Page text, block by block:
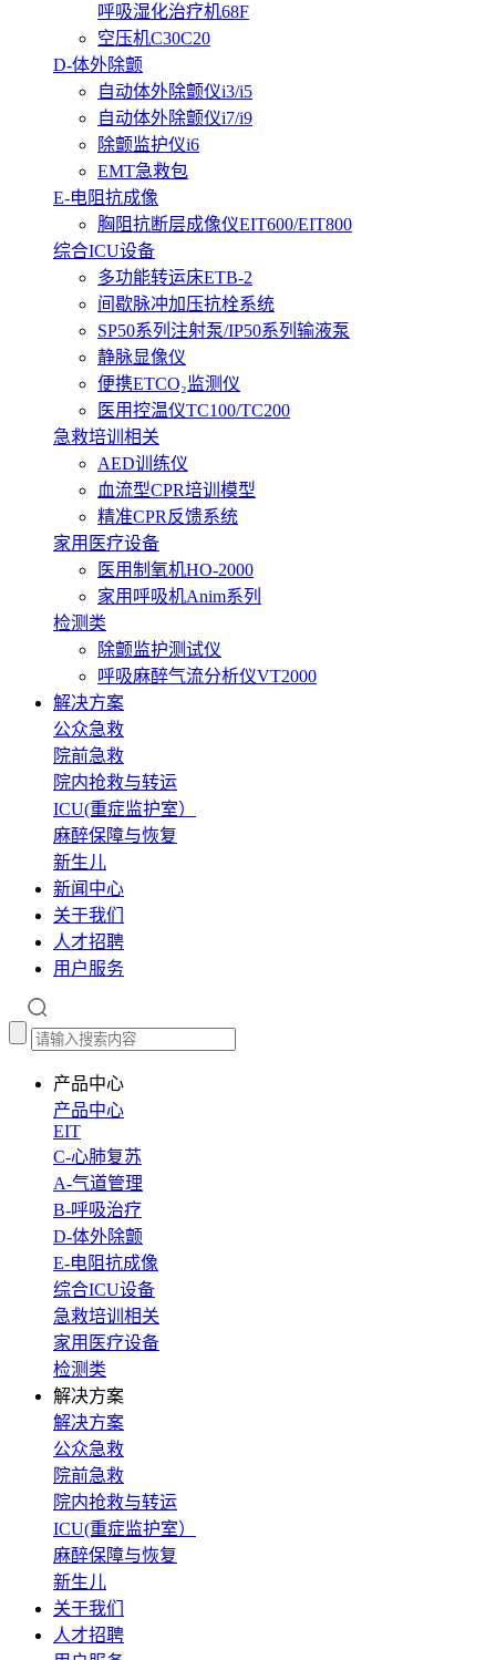
呼吸湿化治疗机68F
空压机C30C20
D-体外除颤
自动体外除颤仪i3/i5
自动体外除颤仪i7/i9
除颤监护仪i6
EMT急救包
E-电阻抗成像
胸阻抗断层成像仪EIT600/EIT800
综合ICU设备
多功能转运床ETB-2
间歇脉冲加压抗栓系统
SP50系列注射泵/IP50系列输液泵
静脉显像仪
便携ETCO₂监测仪
医用控温仪TC100/TC200
急救培训相关
AED训练仪
血流型CPR培训模型
精准CPR反馈系统
家用医疗设备
医用制氧机HO-2000
家用呼吸机Anim系列
检测类
除颤监护测试仪
呼吸麻醉气流分析仪VT2000
解决方案
公众急救
院前急救
院内抢救与转运
ICU(重症监护室）
麻醉保障与恢复
新生儿
新闻中心
关于我们
人才招聘
用户服务
产品中心
产品中心
EIT
C-心肺复苏
A-气道管理
B-呼吸治疗
D-体外除颤
E-电阻抗成像
综合ICU设备
急救培训相关
家用医疗设备
检测类
解决方案
解决方案
公众急救
院前急救
院内抢救与转运
ICU(重症监护室）
麻醉保障与恢复
新生儿
关于我们
人才招聘